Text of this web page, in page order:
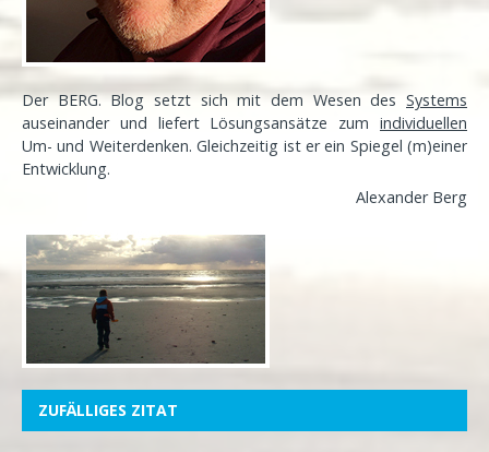
Der BERG. Blog setzt sich mit dem Wesen des Systems
auseinander und liefert Lösungsansätze zum individuellen
Um- und Weiterdenken. Gleichzeitig ist er ein Spiegel (m)einer
Entwicklung.
Alexander Berg
ZUFÄLLIGES ZITAT